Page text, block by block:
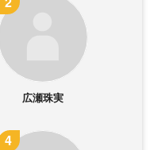
広瀬珠実